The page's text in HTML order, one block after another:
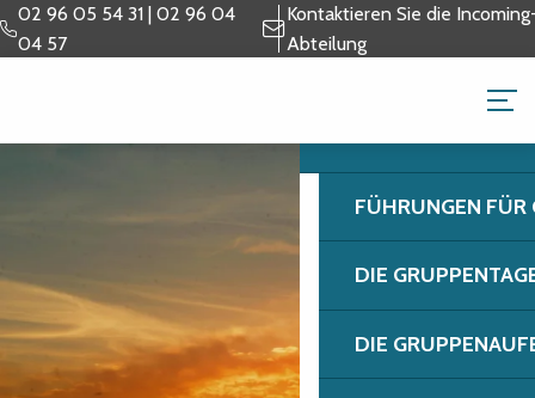
Aller
au
02 96 05 54 31 | 02 96 04
04 57
Kontaktieren Sie die
Abteilung
GRUPPEN &
FÜHRUNGEN FÜR
DIE
DIE